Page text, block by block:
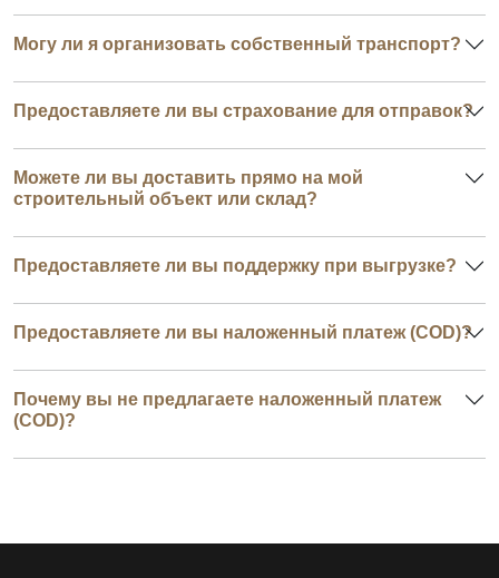
Могу ли я организовать собственный транспорт?
Предоставляете ли вы страхование для отправок?
Можете ли вы доставить прямо на мой
строительный объект или склад?
Предоставляете ли вы поддержку при выгрузке?
Предоставляете ли вы наложенный платеж (COD)?
Почему вы не предлагаете наложенный платеж
(COD)?